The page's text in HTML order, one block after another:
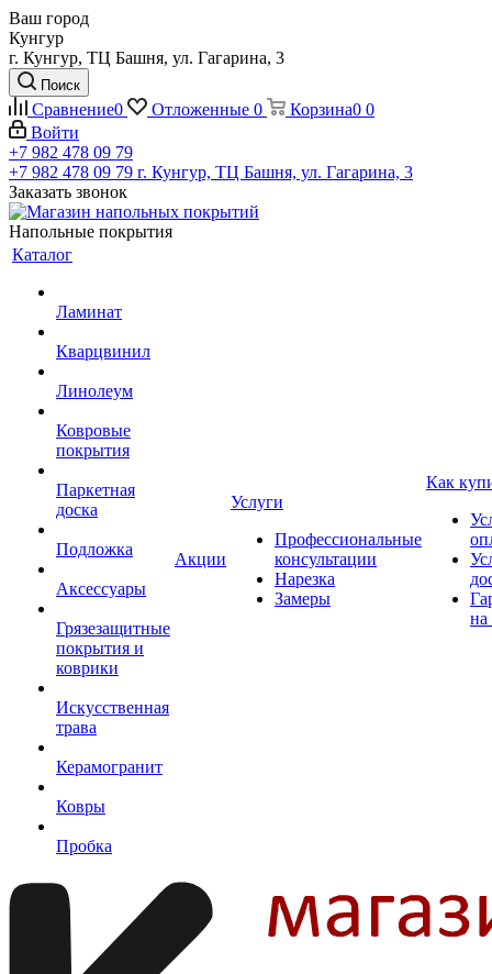
Ваш город
Кунгур
г. Кунгур, ТЦ Башня, ул. Гагарина, 3
Поиск
Сравнение0 Отложенные 0 Корзина0 0
Войти
+7 982 478 09 79
+7 982 478 09 79 г. Кунгур, ТЦ Башня, ул. Гагарина, 3
Заказать звонок
Напольные покрытия
Каталог
Ламинат
Кварцвинил
Линолеум
Ковровые
покрытия
Паркетная
доска
Подложка
Аксессуары
Грязезащитные
покрытия и
коврики
Искусственная
трава
Керамогранит
Ковры
Пробка
Акции
Услуги
Профессиональные
консультации
Нарезка
Замеры
Как
на